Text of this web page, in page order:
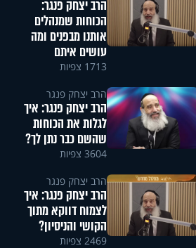
הרב יצחק פנגר:
הכוחות שמנהלים
אותנו מבפנים ומה
עושים איתם
1713 צפיות
הרב יצחק פנגר
הרב יצחק פנגר: איך
לגלות את הכוחות
שהשם כבר נתן לך?
3604 צפיות
הרב יצחק פנגר
הרב יצחק פנגר: איך
לצמוח דווקא מתוך
הקושי והניסיון?
2469 צפיות